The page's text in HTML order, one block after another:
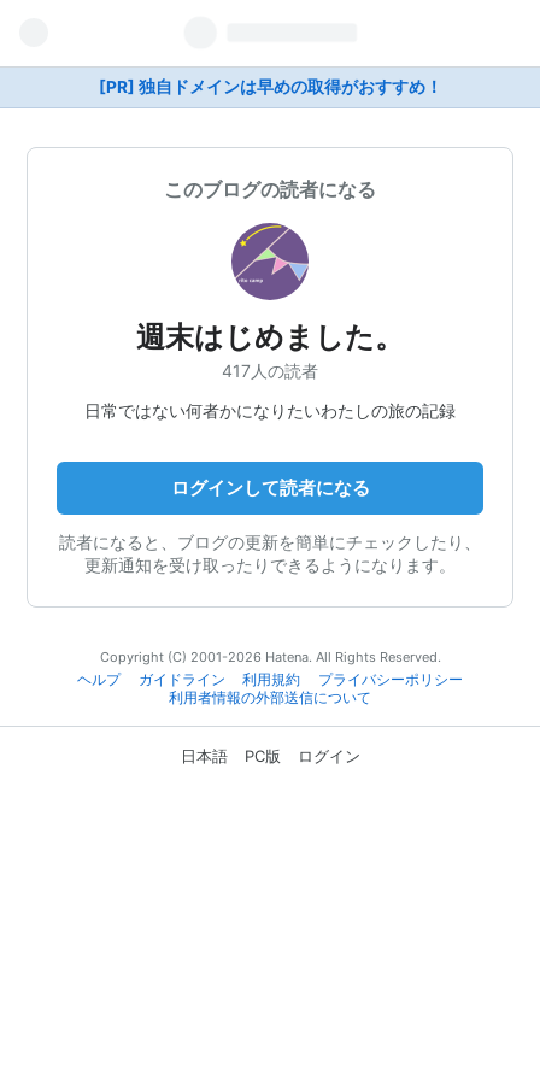
[PR] 独自ドメインは早めの取得がおすすめ！
このブログの読者になる
週末はじめました。
417人の読者
日常ではない何者かになりたいわたしの旅の記録
ログインして読者になる
読者になると、ブログの更新を簡単にチェックしたり、
更新通知を受け取ったりできるようになります。
Copyright (C) 2001-2026 Hatena. All Rights Reserved.
ヘルプ
ガイドライン 利用規約
プライバシーポリシー
利用者情報の外部送信について
日本語 PC版 ログイン